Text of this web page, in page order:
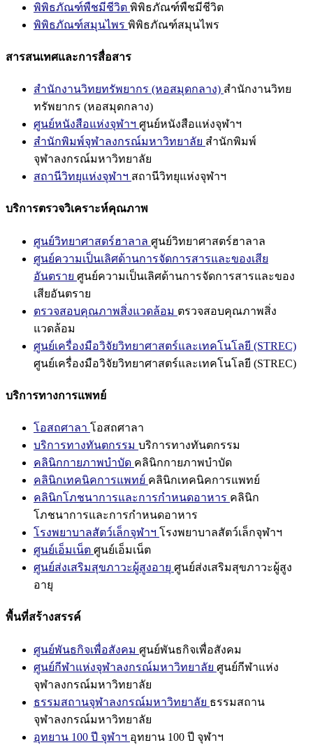
พิพิธภัณฑ์พืชมีชีวิต พิพิธภัณฑ์พืชมีชีวิต
พิพิธภัณฑ์สมุนไพร พิพิธภัณฑ์สมุนไพร
สารสนเทศและการสื่อสาร
สำนักงานวิทยทรัพยากร (หอสมุดกลาง) สำนักงานวิทย
ทรัพยากร (หอสมุดกลาง)
ศูนย์หนังสือแห่งจุฬาฯ ศูนย์หนังสือแห่งจุฬาฯ
สำนักพิมพ์จุฬาลงกรณ์มหาวิทยาลัย สำนักพิมพ์
จุฬาลงกรณ์มหาวิทยาลัย
สถานีวิทยุแห่งจุฬาฯ สถานีวิทยุแห่งจุฬาฯ
บริการตรวจวิเคราะห์คุณภาพ
ศูนย์วิทยาศาสตร์ฮาลาล ศูนย์วิทยาศาสตร์ฮาลาล
ศูนย์ความเป็นเลิศด้านการจัดการสารและของเสีย
อันตราย ศูนย์ความเป็นเลิศด้านการจัดการสารและของ
เสียอันตราย
ตรวจสอบคุณภาพสิ่งแวดล้อม ตรวจสอบคุณภาพสิ่ง
แวดล้อม
ศูนย์เครื่องมือวิจัยวิทยาศาสตร์และเทคโนโลยี (STREC)
ศูนย์เครื่องมือวิจัยวิทยาศาสตร์และเทคโนโลยี (STREC)
บริการทางการแพทย์
โอสถศาลา โอสถศาลา
บริการทางทันตกรรม บริการทางทันตกรรม
คลินิกกายภาพบำบัด คลินิกกายภาพบำบัด
คลินิกเทคนิคการแพทย์ คลินิกเทคนิคการแพทย์
คลินิกโภชนาการและการกำหนดอาหาร คลินิก
โภชนาการและการกำหนดอาหาร
โรงพยาบาลสัตว์เล็กจุฬาฯ โรงพยาบาลสัตว์เล็กจุฬาฯ
ศูนย์เอ็มเน็ต ศูนย์เอ็มเน็ต
ศูนย์ส่งเสริมสุขภาวะผู้สูงอายุ ศูนย์ส่งเสริมสุขภาวะผู้สูง
อายุ
พื้นที่สร้างสรรค์
ศูนย์พันธกิจเพื่อสังคม ศูนย์พันธกิจเพื่อสังคม
ศูนย์กีฬาแห่งจุฬาลงกรณ์มหาวิทยาลัย ศูนย์กีฬาแห่ง
จุฬาลงกรณ์มหาวิทยาลัย
ธรรมสถานจุฬาลงกรณ์มหาวิทยาลัย ธรรมสถาน
จุฬาลงกรณ์มหาวิทยาลัย
อุทยาน 100 ปี จุฬาฯ อุทยาน 100 ปี จุฬาฯ